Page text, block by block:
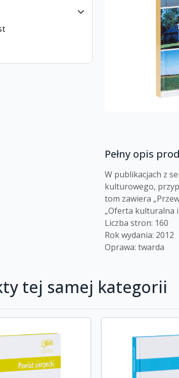
Pełny opis
W publikacjach z
kulturowego,
tom zawiera
„Oferta kulturalna
Liczba stron: 160
Rok wydania: 2012
Oprawa: twarda
tej samej kategorii